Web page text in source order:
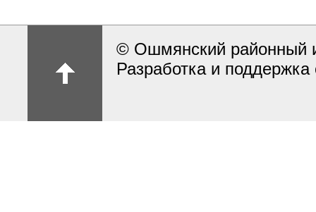
© Ошмянский районный
Разработка и поддержка